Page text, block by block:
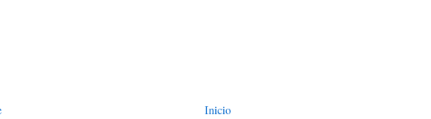
Inicio